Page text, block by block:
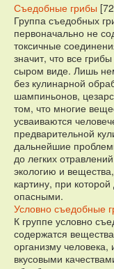
Съедобные грибы
Группа съедобных
первоначально не
токсичные
значит, что все
сыром виде. Лишь
без кулинарной
шампиньонов,
том, что многие
усваиваются
предварительной
дальнейшие
до легких
экологию и
картину, при
опасными.
Условно съедобные
К группе условно
содержатся
организму
вкусовыми